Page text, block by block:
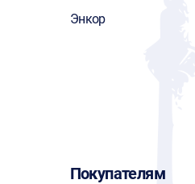
Энкор
Покупателям